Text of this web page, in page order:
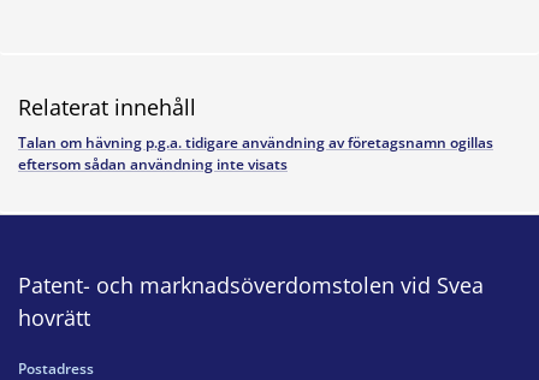
Relaterat innehåll
Talan om hävning p.g.a. tidigare användning av företagsnamn ogillas
eftersom sådan användning inte visats
Patent- och marknadsöverdomstolen vid Svea
hovrätt
Postadress